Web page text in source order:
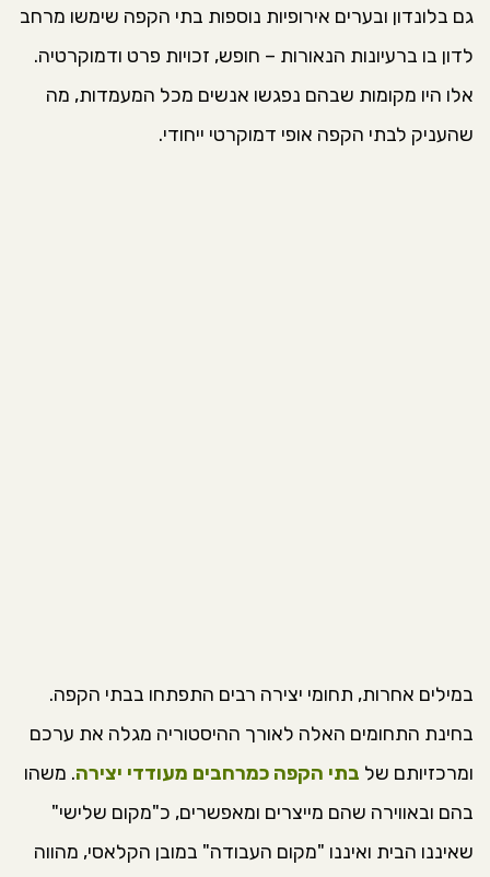
גם בלונדון ובערים אירופיות נוספות בתי הקפה שימשו מרחב
לדון בו ברעיונות הנאורות – חופש, זכויות פרט ודמוקרטיה.
אלו היו מקומות שבהם נפגשו אנשים מכל המעמדות, מה
שהעניק לבתי הקפה אופי דמוקרטי ייחודי.
במילים אחרות, תחומי יצירה רבים התפתחו בבתי הקפה.
בחינת התחומים האלה לאורך ההיסטוריה מגלה את ערכם
ומרכזיותם של בתי הקפה כמרחבים מעודדי יצירה. משהו
בהם ובאווירה שהם מייצרים ומאפשרים, כ"מקום שלישי"
שאיננו הבית ואיננו "מקום העבודה" במובן הקלאסי, מהווה